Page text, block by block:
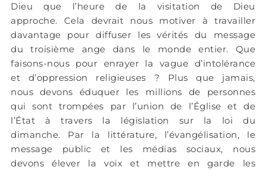
Dieu que l’heure de la visitation de Dieu
approche. Cela devrait nous motiver à travailler
davantage pour diffuser les vérités du message
du troisième ange dans le monde entier. Que
faisons-nous pour enrayer la vague d’intolérance
et d’oppression religieuses ? Plus que jamais,
nous devons éduquer les millions de personnes
qui sont trompées par l’union de l’Église et de
l’État à travers la législation sur la loi du
dimanche. Par la littérature, l’évangélisation, le
message public et les médias sociaux, nous
devons élever la voix et mettre en garde les